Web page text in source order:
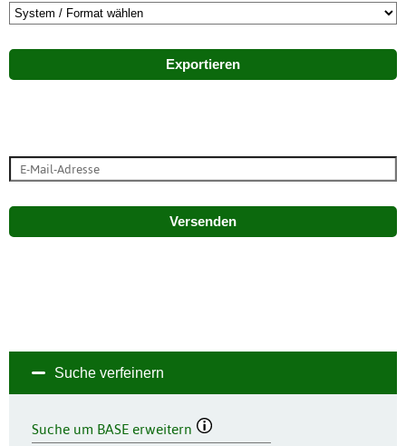
Exportieren
Versenden
Suche verfeinern
Suche um BASE erweitern